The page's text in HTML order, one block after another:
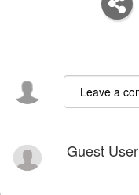
Guest User